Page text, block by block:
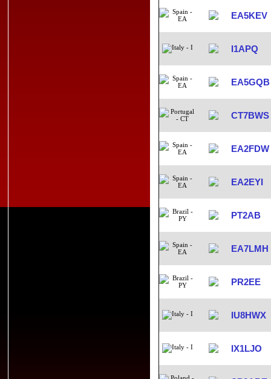
EA5KEV
I1APQ
EA5GQB
CT7BWS
EA2FDW
EA2EYI
PT2AB
EA7LMH
PR2EE
IU8HWX
IX1LJO